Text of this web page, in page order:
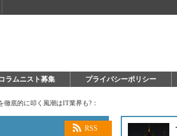
コラムニスト募集 プライバシーポリシー
徹底的に叩く風潮はIT業界も?：
RSS